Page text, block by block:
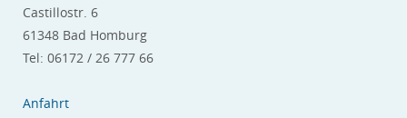
Castillostr. 6
61348 Bad Homburg
Tel: 06172 / 26 777 66
Anfahrt